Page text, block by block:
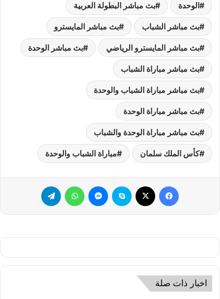
الوحدة بث مباشر البطولة العربية
بث مباشر الشباب بث مباشر المايسترو
بث مباشر المايسترو الرياضي بث مباشر الوحدة
بث مباشر مباراة الشباب
بث مباشر مباراة الشباب والوحدة
بث مباشر مباراة الوحدة
بث مباشر مباراة الوحدة والشباب
كأس الملك سلمان مباراة الشباب والوحدة
فيسبوك سكايب ماسنجر واتساب
اخبار ذات صلة